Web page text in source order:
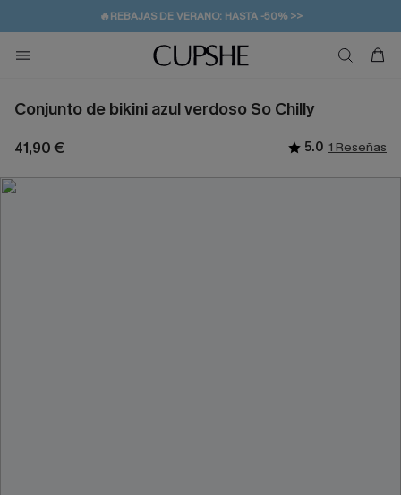
🔥REBAJAS DE VERANO: HASTA -50%>>
👒PROMOCIÓN DE VERANO:-10% EN 2 VESTIDOS
💌¡SUSCRIBIRSE & GANAR -10% EXTRA!
🚚ENVÍO GRATUITO A PARTIR DE 49 € >>
Conjunto de bikini azul verdoso So Chilly
41,90 € 5.0 1 Reseñas